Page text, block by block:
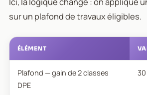
sur un plafond de travaux éligibles.
ÉLÉMENT
Plafond — gain de 2 classes
DPE